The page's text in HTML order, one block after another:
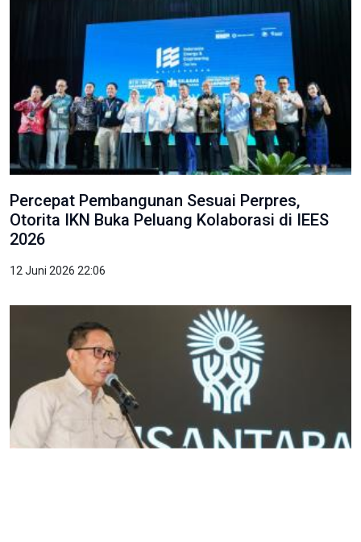
Percepat Pembangunan Sesuai Perpres,
Otorita IKN Buka Peluang Kolaborasi di IEES
2026
12 Juni 2026 22:06